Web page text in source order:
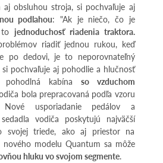
obsluhou stroja, si pochvaľuje aj
podlahou: "Ak je niečo, čo je
jednoduchosť riadenia traktora.
riadiť jednou rukou, keď
po dedovi, je to neporovnateľný
pochvaľuje aj pohodlie a hlučnosť
pohodlná kabína so vzduchom
bola prepracovaná podľa vzoru
usporiadanie pedálov a
vodiča poskytujú najväčší
svojej triede, ako aj priestor na
modelu Quantum sa môže
hluku vo svojom segmente.